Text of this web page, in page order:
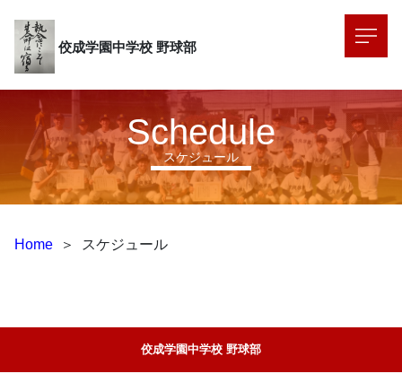
佼成学園中学校 野球部
スケジュール
Schedule
Home ＞ スケジュール
佼成学園中学校 野球部